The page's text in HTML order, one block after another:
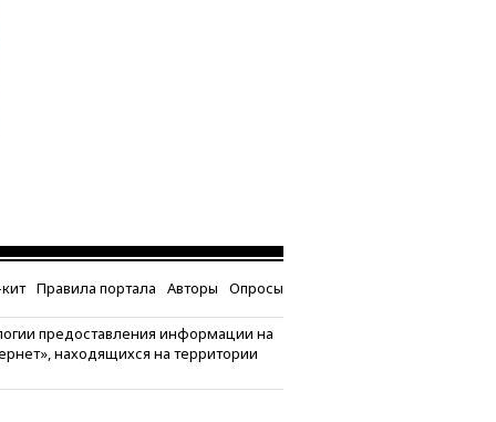
Правила портала Авторы Опросы
предоставления информации на
находящихся на территории